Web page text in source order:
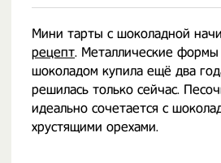
Мини тарты с шоколадной
рецепт. Металлические формы
шоколадом купила ещё два
решилась только сейчас.
идеально сочетается с
хрустящими орехами.